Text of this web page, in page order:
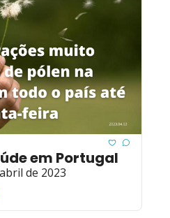
em Portugal
de 2023